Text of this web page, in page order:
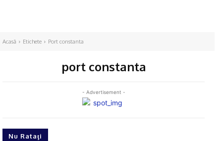
Acasă Etichete Port constanta
port constanta
- Advertisement -
Nu Rataţi